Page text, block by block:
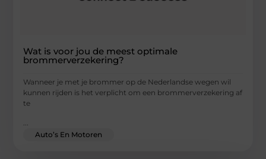
Wat is voor jou de meest optimale
brommerverzekering?
Wanneer je met je brommer op de Nederlandse wegen wil
kunnen rijden is het verplicht om een brommerverzekering af
te
Auto’s En Motoren